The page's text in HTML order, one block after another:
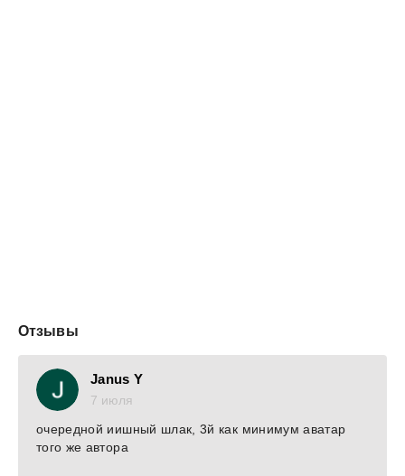
Отзывы
Janus Y
7 июля
очередной иишный шлак, 3й как минимум аватар
того же автора